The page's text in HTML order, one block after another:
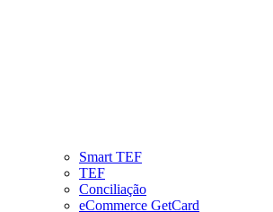
Smart TEF
TEF
Conciliação
eCommerce GetCard